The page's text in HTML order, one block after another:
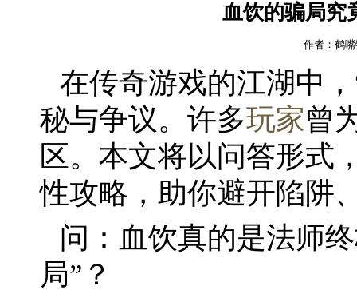
血饮的骗局究
作者：鹤
在传奇游戏的江湖中
秘与争议。许多玩家曾
区。本文将以问答形式
性攻略，助你避开陷阱
问：血饮真的是法师
局”？